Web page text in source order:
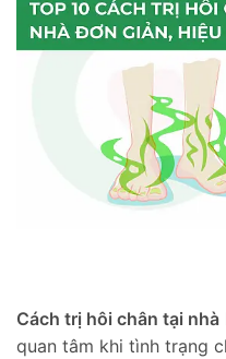
Cách trị hôi chân tại nhà
quan tâm khi tình trạng